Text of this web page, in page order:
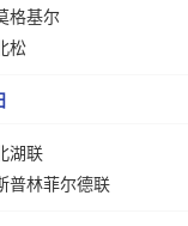
格基尔
松
湖联
普林菲尔德联